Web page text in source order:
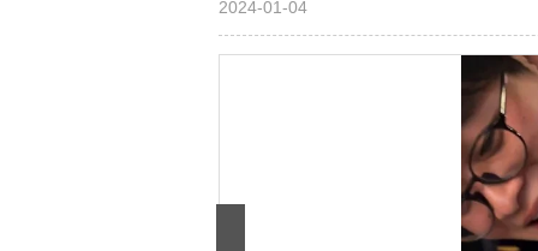
2024-01-04